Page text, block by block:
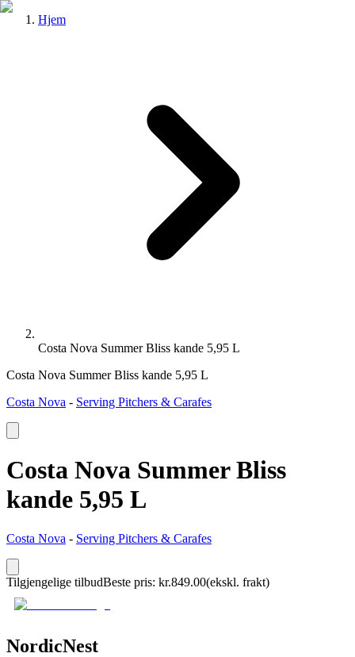
Hjem
Costa Nova Summer Bliss kande 5,95 L
Costa Nova Summer Bliss kande 5,95 L
Costa Nova - Serving Pitchers & Carafes
Costa Nova Summer Bliss
kande 5,95 L
Costa Nova - Serving Pitchers & Carafes
Tilgjengelige tilbudBeste pris: kr.849.00(ekskl. frakt)
NordicNest